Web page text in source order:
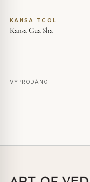
KANSA TOOL
Kansa Gua Sha
VYPRODÁNO